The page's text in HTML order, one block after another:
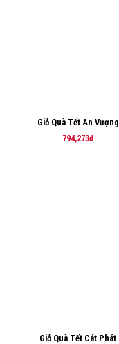
Giỏ Quà Tết An Vượng
794,273đ
Giỏ Quà Tết Cát Phát